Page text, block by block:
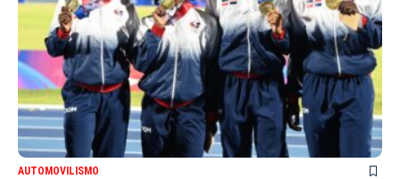
AUTOMOVILISMO